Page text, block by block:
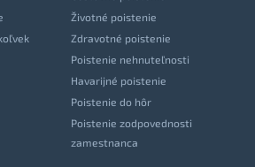
Životné poistenie
Zdravotné poistenie
Poistenie nehnuteľnosti
Havarijné poistenie
Poistenie do hôr
Poistenie zodpovednosti
zamestnanca